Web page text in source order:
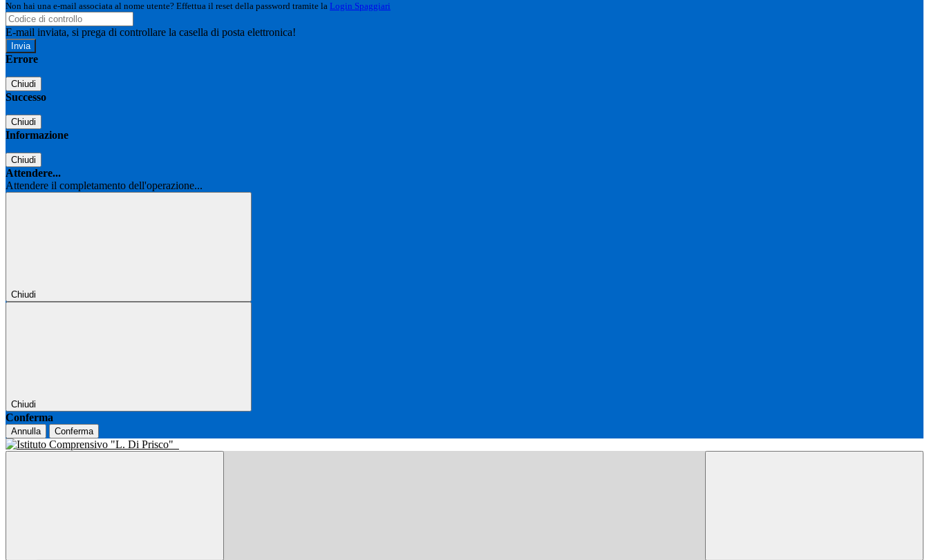
Non hai una e-mail associata al nome utente? Effettua il reset della password tramite la Login Spaggiari
E-mail inviata, si prega di controllare la casella di posta elettronica!
Errore
Chiudi
Successo
Chiudi
Informazione
Chiudi
Attendere...
Attendere il completamento dell'operazione...
Chiudi
Chiudi
Conferma
Annulla Conferma